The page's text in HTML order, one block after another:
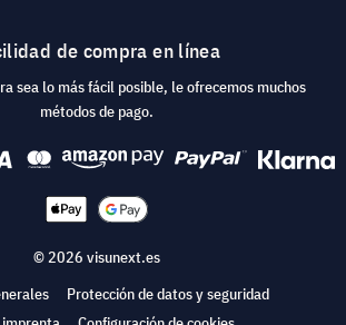
de compra en línea
sea lo más fácil posible, le ofrecemos muchos
métodos de pago.
© 2026 visunext.es
Protección de datos y seguridad